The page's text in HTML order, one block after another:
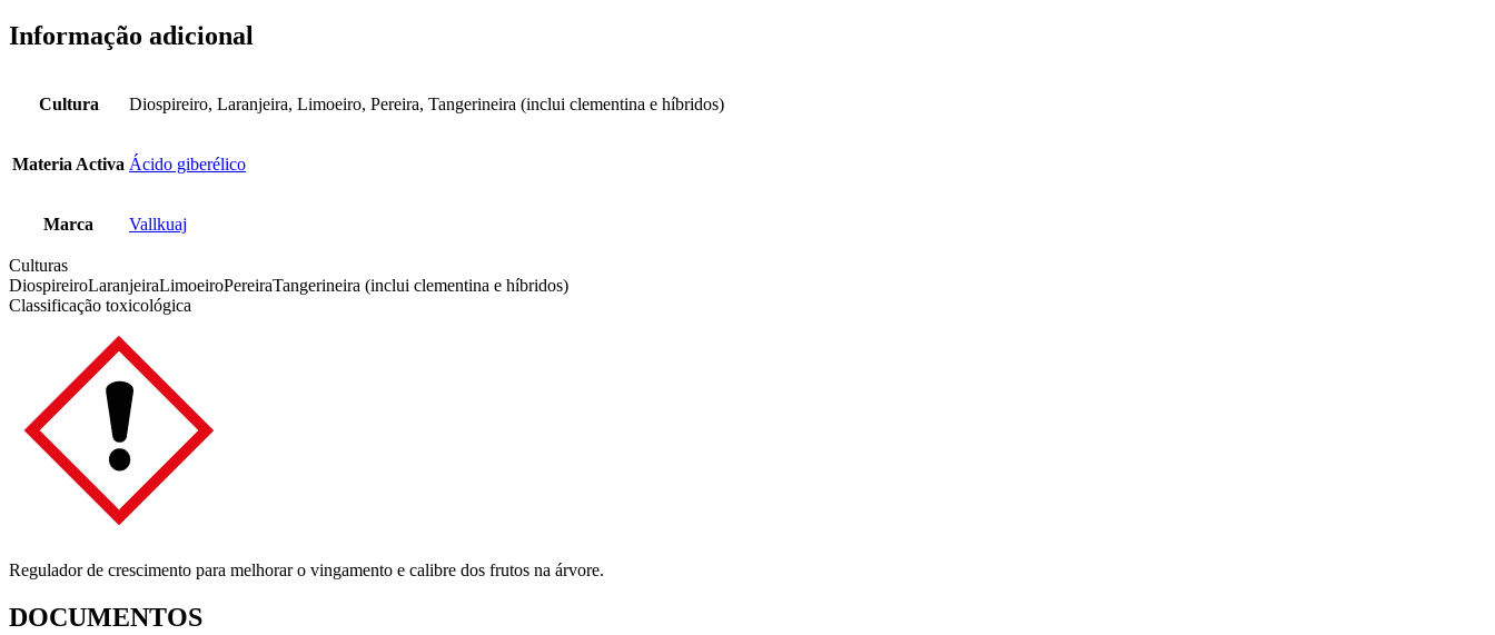
Informação adicional
Cultura Diospireiro, Laranjeira, Limoeiro, Pereira, Tangerineira (inclui clementina e híbridos)
Materia Activa Ácido giberélico
Marca Vallkuaj
Culturas
DiospireiroLaranjeiraLimoeiroPereiraTangerineira (inclui clementina e híbridos)
Classificação toxicológica
Regulador de crescimento para melhorar o vingamento e calibre dos frutos na árvore.
DOCUMENTOS